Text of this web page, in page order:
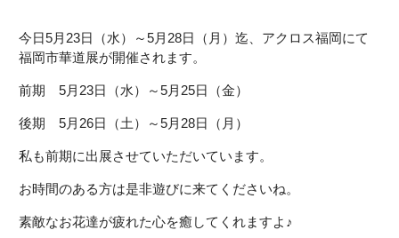
今日5月23日（水）～5月28日（月）迄、アクロス福岡にて
福岡市華道展が開催されます。
前期 5月23日（水）～5月25日（金）
後期 5月26日（土）～5月28日（月）
私も前期に出展させていただいています。
お時間のある方は是非遊びに来てくださいね。
素敵なお花達が疲れた心を癒してくれますよ♪